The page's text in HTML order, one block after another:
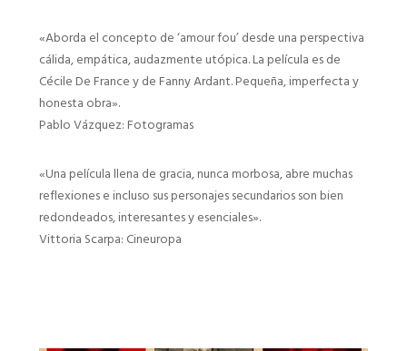
«Aborda el concepto de ‘amour fou’ desde una perspectiva
cálida, empática, audazmente utópica. La película es de
Cécile De France y de Fanny Ardant. Pequeña, imperfecta y
honesta obra».
Pablo Vázquez: Fotogramas
«Una película llena de gracia, nunca morbosa, abre muchas
reflexiones e incluso sus personajes secundarios son bien
redondeados, interesantes y esenciales».
Vittoria Scarpa: Cineuropa